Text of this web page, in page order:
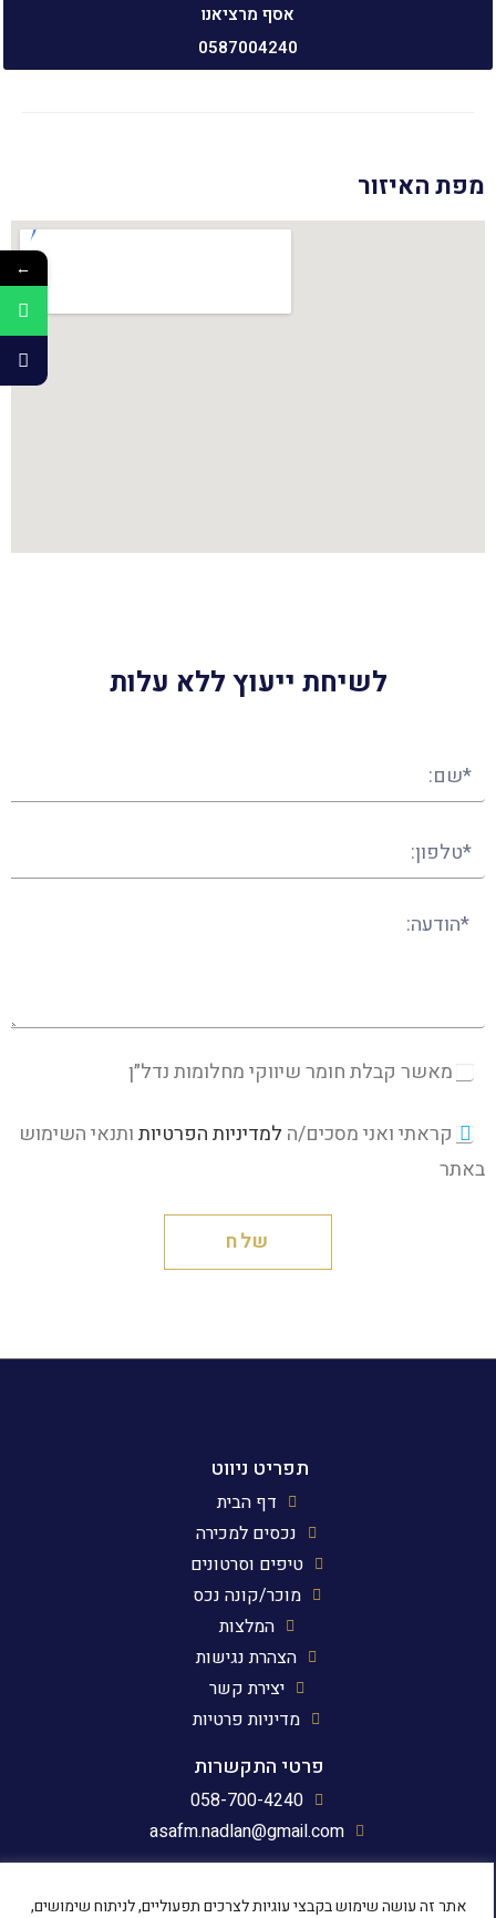
אתר זה עושה שימוש בקבצי עוגיות לצרכים תפעוליים, לניתוח שימושים,
אסף מרציאנו
0587004240
מפת האיזור
לשיחת ייעוץ ללא עלות
מאשר קבלת חומר שיווקי מחלומות נדל״ן
קראתי ואני מסכים/ה למדיניות הפרטיותותנאי השימוש
באתר
שלח
תפריט ניווט
דף הבית
נכסים למכירה
טיפים וסרטונים
מוכר/קונה נכס
המלצות
הצהרת נגישות
יצירת קשר
מדיניות פרטיות
פרטי התקשרות
058-700-4240
asafm.nadlan@gmail.com
עקבו אחרינו
←